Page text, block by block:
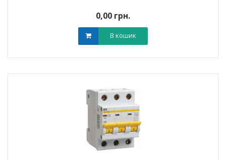
0,00 грн.
В кошик